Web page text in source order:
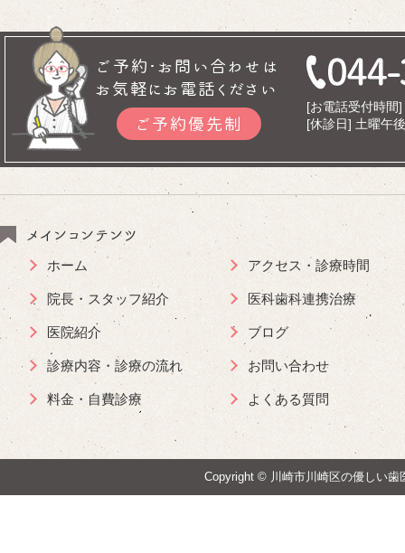
ご予約･お問い合わせは
お気軽にお電話ください
ご予約優先制
[お電話受付時間
[休診日] 土曜午
メインコンテンツ
ホーム
院長・スタッフ紹介
医院紹介
診療内容・診療の流れ
料金・自費診療
アクセス・診療時間
医科歯科連携治療
ブログ
お問い合わせ
よくある質問
Copyright © 川崎市川崎区の優しい